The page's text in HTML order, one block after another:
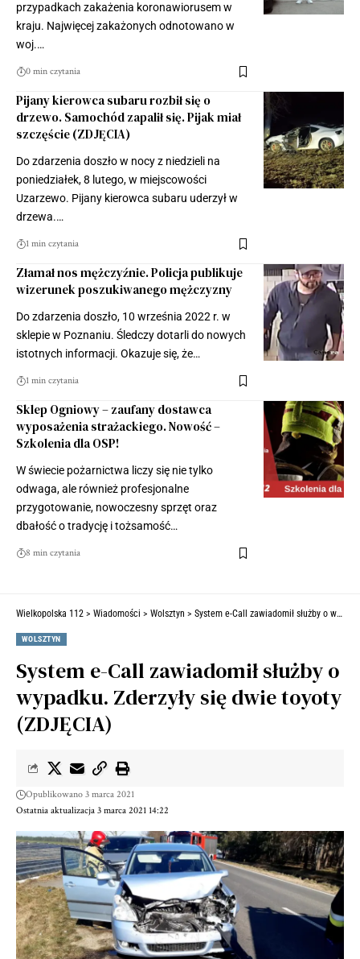
przypadkach zakażenia koronawiorusem w
kraju. Najwięcej zakażonych odnotowano w
woj.…
0 min czytania
Pijany kierowca subaru rozbił się o
drzewo. Samochód zapalił się. Pijak miał
szczęście (ZDJĘCIA)
Do zdarzenia doszło w nocy z niedzieli na
poniedziałek, 8 lutego, w miejscowości
Uzarzewo. Pijany kierowca subaru uderzył w
drzewa.…
1 min czytania
Złamał nos mężczyźnie. Policja publikuje
wizerunek poszukiwanego mężczyzny
Do zdarzenia doszło, 10 września 2022 r. w
sklepie w Poznaniu. Śledczy dotarli do nowych
istotnych informacji. Okazuje się, że…
1 min czytania
Sklep Ogniowy – zaufany dostawca
wyposażenia strażackiego. Nowość –
Szkolenia dla OSP!
W świecie pożarnictwa liczy się nie tylko
odwaga, ale również profesjonalne
przygotowanie, nowoczesny sprzęt oraz
dbałość o tradycję i tożsamość…
8 min czytania
Wielkopolska 112 > Wiadomości > Wolsztyn > System e-Call zawiadomił służby o wypadku. Zderzyły się dwie toyoty (ZDJĘCIA)
WOLSZTYN
System e-Call zawiadomił służby o
wypadku. Zderzyły się dwie toyoty
(ZDJĘCIA)
Ostatnia aktualizacja 3 marca 2021 14:22
Opublikowano 3 marca 2021